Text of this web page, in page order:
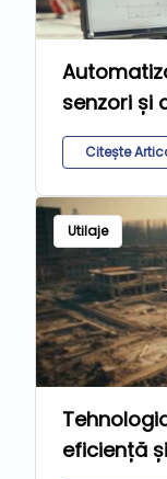
senzori și
Citește
Utilaje
eficiență